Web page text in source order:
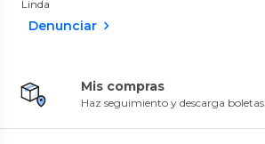
Linda
Denunciar
Mis compras
Haz seguimiento y descarga boletas